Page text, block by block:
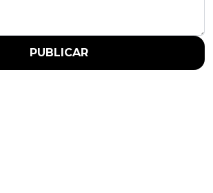
PUBLICAR